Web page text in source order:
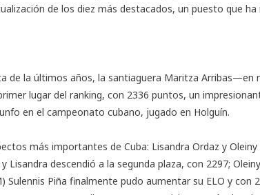
de los diez más destacados, un puesto que
de la últimos años, la santiaguera Maritza Arribas—en
lugar del ranking, con 2336 puntos, un
en el campeonato cubano, jugado en Holguín.
más importantes de Cuba: Lisandra Ordaz y
descendió a la segunda plaza, con 2297;
Sulennis Piña finalmente pudo aumentar su ELO y con